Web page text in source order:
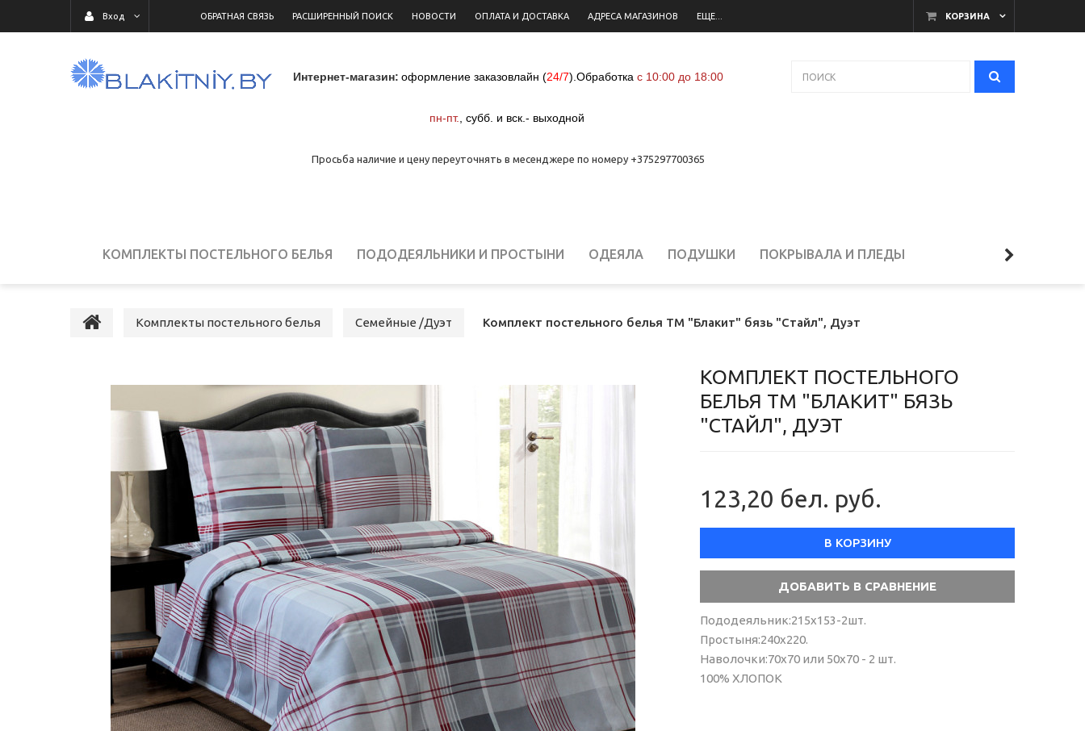
КОРЗИНА
Вход ОБРАТНАЯ СВЯЗЬ РАСШИРЕННЫЙ ПОИСК НОВОСТИ ОПЛАТА И ДОСТАВКА АДРЕСА МАГАЗИНОВ ЕЩЕ...
Интернет-магазин: оформление заказовлайн (24/7) Обработка с 10:00 до 18:00
пн-пт. субб. и вск.- выходной
Просьба наличие и цену переуточнять в месенджере по номеру +375297700365
КОМПЛЕКТЫ ПОСТЕЛЬНОГО БЕЛЬЯ ПОДОДЕЯЛЬНИКИ И ПРОСТЫНИ ОДЕЯЛА ПОДУШКИ ПОКРЫВАЛА И ПЛЕДЫ
Комплекты постельного белья Семейные /Дуэт Комплект постельного белья ТМ "Блакит" бязь "Стайл", Дуэт
КОМПЛЕКТ ПОСТЕЛЬНОГО
БЕЛЬЯ ТМ "БЛАКИТ" БЯЗЬ
"СТАЙЛ", ДУЭТ
123,20 бел. руб.
В КОРЗИНУ
Пододеяльник:215х153-2шт.
Простыня:240х220.
Наволочки:70х70 или 50х70 - 2 шт.
100% ХЛОПОК